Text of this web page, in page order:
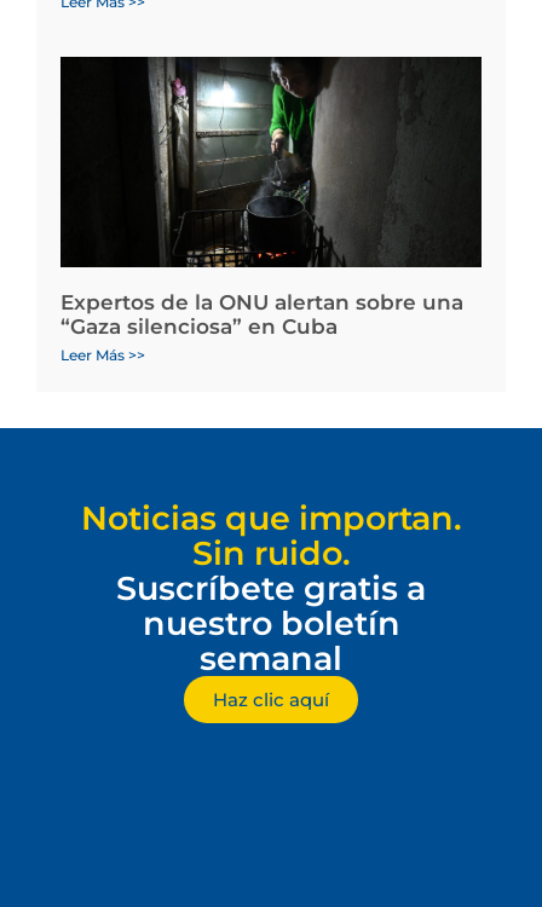
Expertos de la ONU alertan sobre una
“Gaza silenciosa” en Cuba
Leer Más >>
Noticias que importan.
Sin ruido.
Suscríbete gratis a
nuestro boletín
semanal
Haz clic aquí